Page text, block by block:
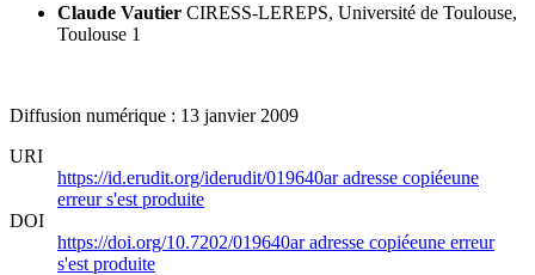
Claude Vautier CIRESS-LEREPS, Université de Toulouse,
Toulouse 1
Diffusion numérique : 13 janvier 2009
URI
https://id.erudit.org/iderudit/019640aradresse copiéeune
erreur s'est produite
DOI
https://doi.org/10.7202/019640aradresse copiéeune erreur
s'est produite